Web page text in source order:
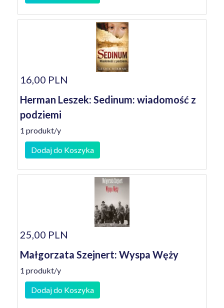
16,00 PLN
Herman Leszek: Sedinum: wiadomość z
podziemi
1 produkt/y
Dodaj do Koszyka
25,00 PLN
Małgorzata Szejnert: Wyspa Węży
1 produkt/y
Dodaj do Koszyka